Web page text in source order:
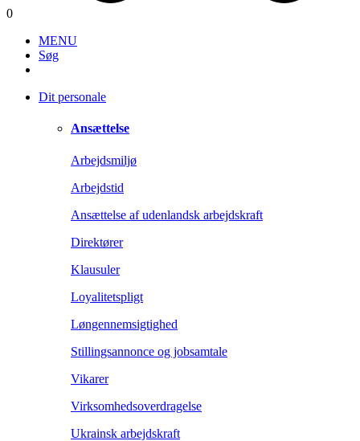
0
MENU
Søg
Dit personale
Ansættelse
Arbejdsmiljø
Arbejdstid
Ansættelse af udenlandsk arbejdskraft
Direktører
Klausuler
Loyalitetspligt
Løngennemsigtighed
Stillingsannonce og jobsamtale
Vikarer
Virksomhedsoverdragelse
Ukrainsk arbejdskraft